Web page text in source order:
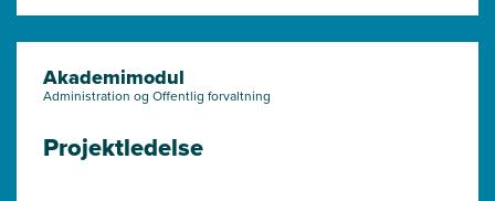
Akademimodul
Administration og Offentlig forvaltning
Projektledelse